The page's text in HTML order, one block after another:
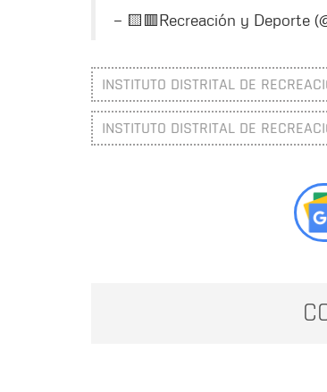
— 🟨🟥Recreación y Deporte
INSTITUTO DISTRITAL DE
INSTITUTO DISTRITAL DE